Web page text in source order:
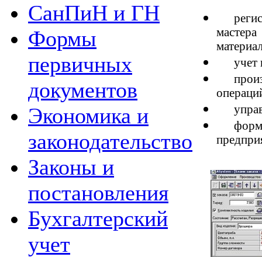
СанПиН и ГН
Формы
первичных
документов
Экономика и
законодательство
Законы и
постановления
Бухгалтерский
учет
учет